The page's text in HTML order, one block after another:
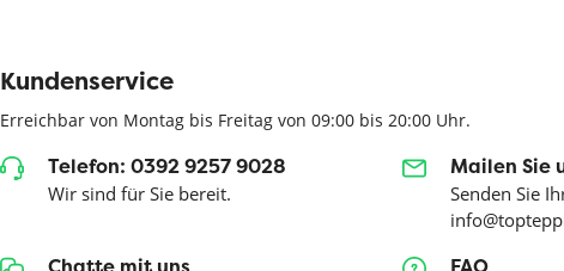
Kundenservice
Erreichbar von Montag bis Freitag von 09:00 bis 20:00 Uhr.
Telefon: 0392 9257 9028
Wir sind für Sie bereit.
Mailen Sie
Senden Sie